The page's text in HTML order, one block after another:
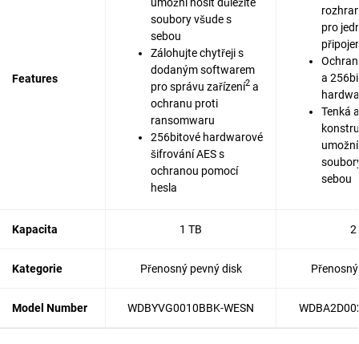
Features
soubory všude s
sebou
Zálohujte chytřeji s
dodaným softwarem
pro správu zařízení2 a
ochranu proti
ransomwaru
256bitové hardwarové
šifrování AES s
ochranou pomocí
hesla
pro
a
Tenká
sebou
Kapacita 1 TB 2
Kategorie Přenosný pevný disk
Model Number WDBYVG0010BBK-WESN